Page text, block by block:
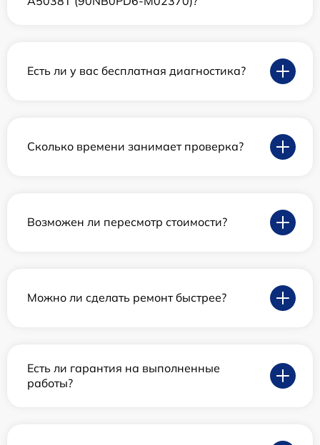
Есть ли у вас бесплатная диагностика?
Сколько времени занимает проверка?
Возможен ли пересмотр стоимости?
Можно ли сделать ремонт быстрее?
Есть ли гарантия на выполненные
работы?